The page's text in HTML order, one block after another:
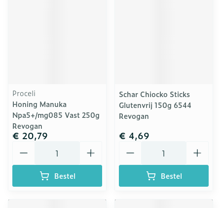
Proceli
Honing Manuka
Npa5+/mg085 Vast 250g
Revogan
€ 20,79
Bestel
Schar Chiocko Sticks
Glutenvrij 150g 6544
Revogan
€ 4,69
Bestel